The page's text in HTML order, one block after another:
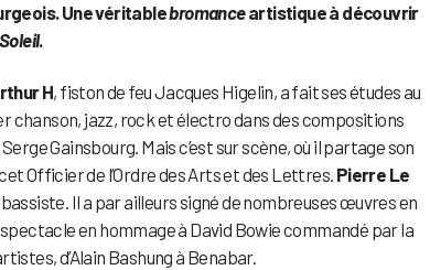
Une véritablebromanceartistique à découvrir
.
H, fiston de feu Jacques Higelin, a fait ses études au
chanson, jazz, rock et électro dans des compositions
Gainsbourg. Mais c’est sur scène, où il partage son
Officier de l’Ordre des Arts et des Lettres. Pierre Le
Il a par ailleurs signé de nombreuses œuvres en
en hommage à David Bowie commandé par la
d’Alain Bashung à Benabar.